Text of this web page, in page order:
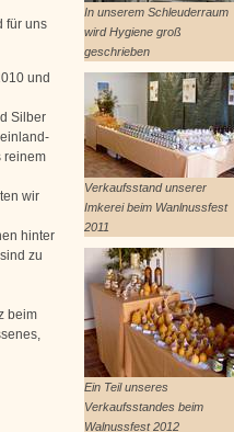
In unserem Schleuderraum
wird Hygiene groß
geschrieben
Verkaufsstand unserer
Imkerei beim Wanlnussfest
2011
Ein Teil unseres
Verkaufsstandes beim
Walnussfest 2012
für uns
und
Silber
reinem
wir
hinter
zu
beim